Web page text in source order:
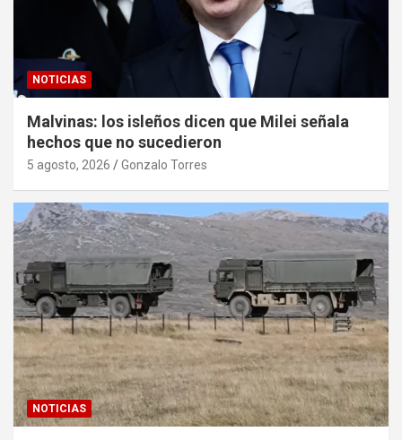
NOTICIAS
Malvinas: los isleños dicen que Milei señala
hechos que no sucedieron
5 agosto, 2026 Gonzalo Torres
NOTICIAS